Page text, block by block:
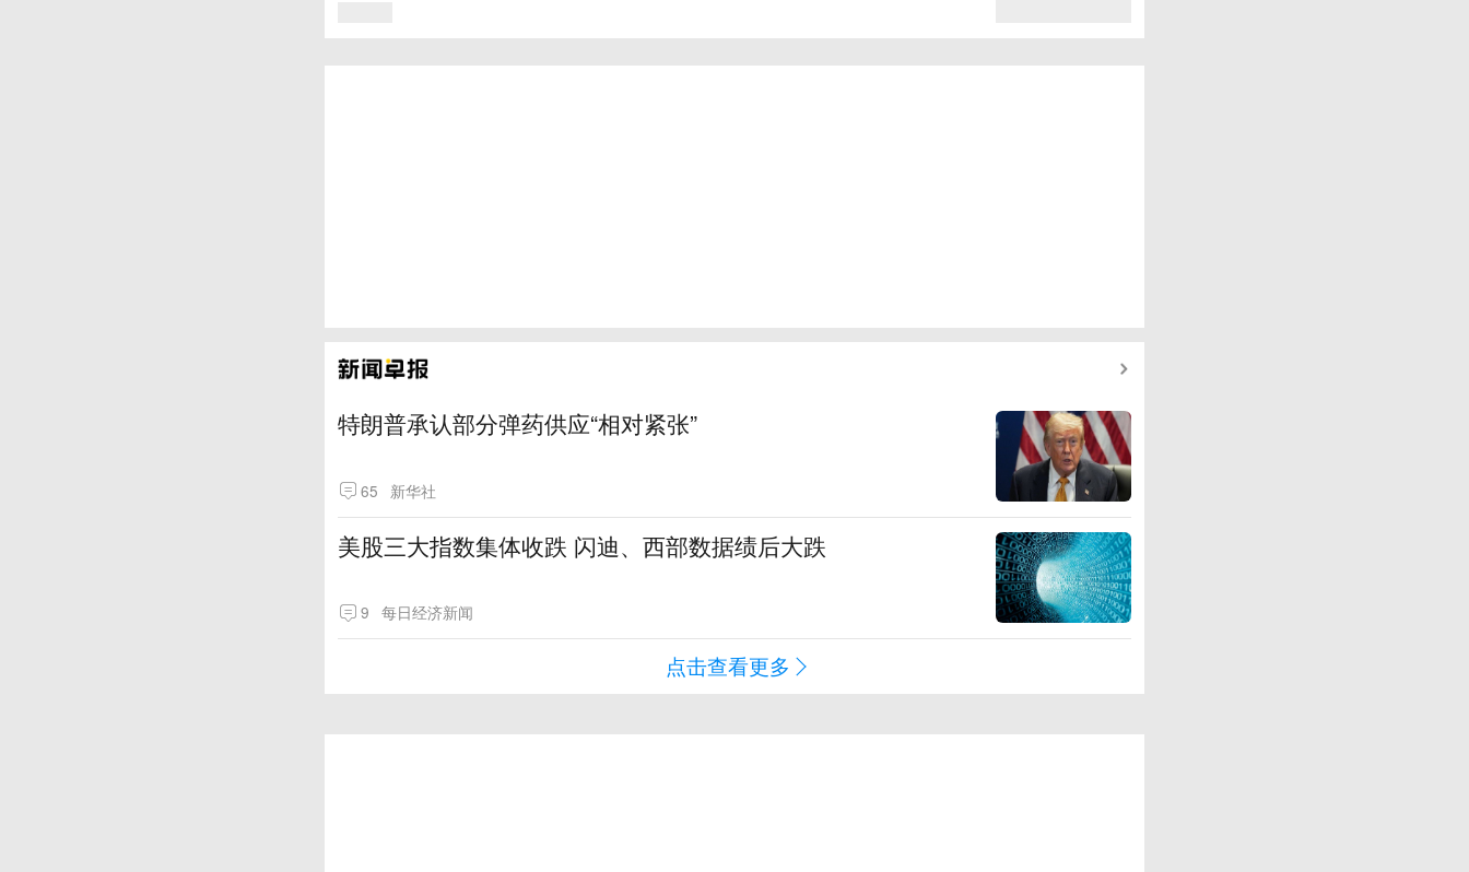
特朗普承认部分弹药供应“相对紧张”
65 新华社
美股三大指数集体收跌 闪迪、西部数据绩后大跌
9 每日经济新闻
点击查看更多